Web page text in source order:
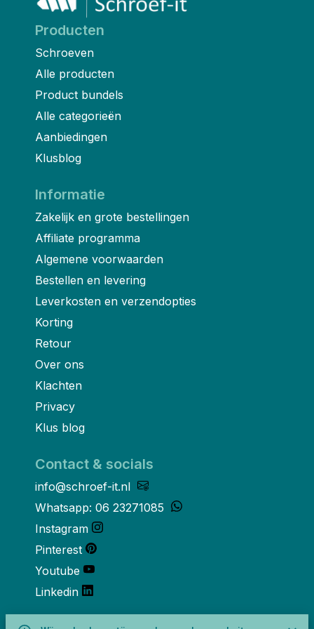
Producten
Schroeven
Alle producten
Product bundels
Alle categorieën
Aanbiedingen
Klusblog
Informatie
Zakelijk en grote bestellingen
Affiliate programma
Algemene voorwaarden
Bestellen en levering
Leverkosten en verzendopties
Korting
Retour
Over ons
Klachten
Privacy
Klus blog
Contact & socials
info@schroef-it.nl
Whatsapp: 06 23271085
Instagram
Pinterest
Youtube
Linkedin